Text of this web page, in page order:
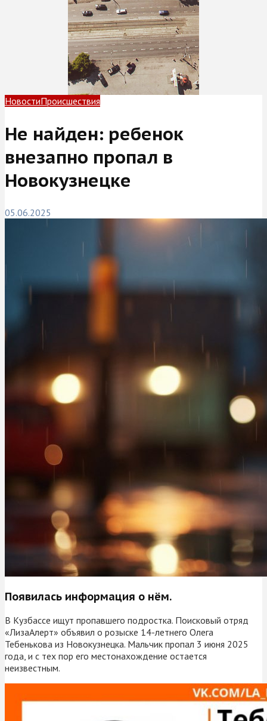
НовостиПроисшествия
Не найден: ребенок
внезапно пропал в
Новокузнецке
05.06.2025
Появилась информация о нём.
В Кузбассе ищут пропавшего подростка. Поисковый отряд
«ЛизаАлерт» объявил о розыске 14-летнего Олега
Тебенькова из Новокузнецка. Мальчик пропал 3 июня 2025
года, и с тех пор его местонахождение остается
неизвестным.